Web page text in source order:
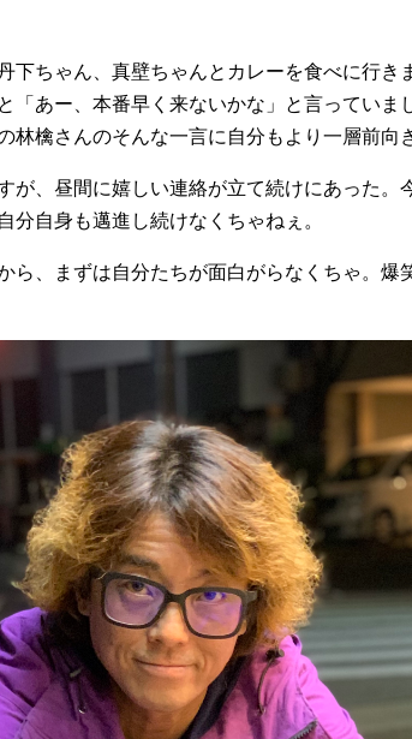
下ちゃん、真壁ちゃんとカレーを食べに行き
「あー、本番早く来ないかな」と言っていま
林檎さんのそんな一言に自分もより一層前向
が、昼間に嬉しい連絡が立て続けにあった。
分自身も邁進し続けなくちゃねぇ。
ら、まずは自分たちが面白がらなくちゃ。爆